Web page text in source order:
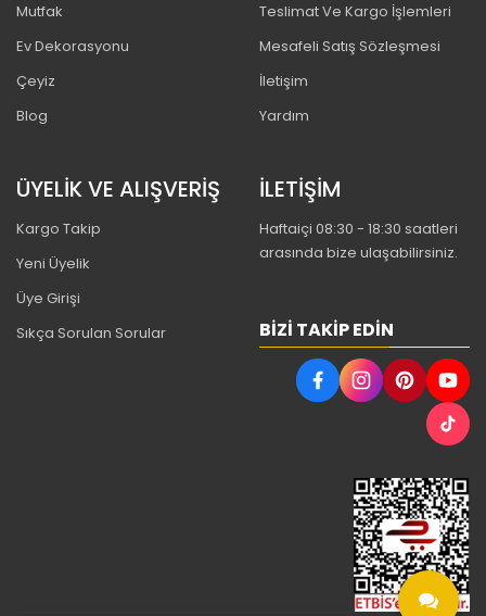
Mutfak
Ev Dekorasyonu
Çeyiz
Blog
Teslimat Ve Kargo İşlemleri
Mesafeli Satış Sözleşmesi
İletişim
Yardım
ÜYELİK VE ALIŞVERİŞ
Kargo Takip
Yeni Üyelik
Üye Girişi
Sıkça Sorulan Sorular
İLETİŞİM
Haftaiçi 08:30 - 18:30 saatleri
arasında bize ulaşabilirsiniz.
BIZI TAKIP EDIN